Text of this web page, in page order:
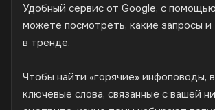
Удобный сервис от Google, с
можете посмотреть, какие запросы
в тренде.
Чтобы найти «горячие» инфоповоды,
ключевые слова, связанные с вашей